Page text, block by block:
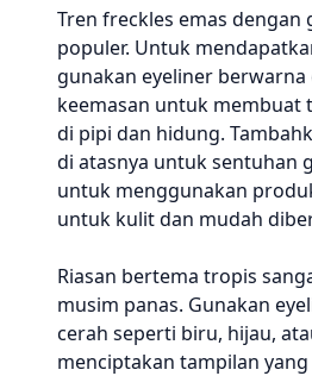
Tren freckles emas dengan
populer. Untuk
gunakan eyeliner
keemasan untuk membuat
di pipi dan hidung.
di atasnya untuk sentuhan
untuk menggunakan
untuk kulit dan mudah
Riasan bertema tropis
musim panas. Gunakan
cerah seperti biru, hijau,
menciptakan tampilan